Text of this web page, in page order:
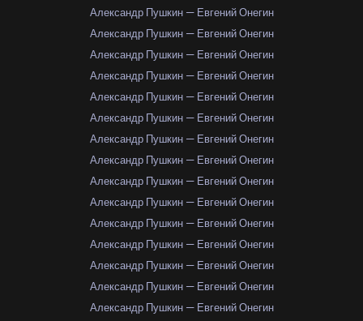
Александр Пушкин — Евгений Онегин
Александр Пушкин — Евгений Онегин
Александр Пушкин — Евгений Онегин
Александр Пушкин — Евгений Онегин
Александр Пушкин — Евгений Онегин
Александр Пушкин — Евгений Онегин
Александр Пушкин — Евгений Онегин
Александр Пушкин — Евгений Онегин
Александр Пушкин — Евгений Онегин
Александр Пушкин — Евгений Онегин
Александр Пушкин — Евгений Онегин
Александр Пушкин — Евгений Онегин
Александр Пушкин — Евгений Онегин
Александр Пушкин — Евгений Онегин
Александр Пушкин — Евгений Онегин